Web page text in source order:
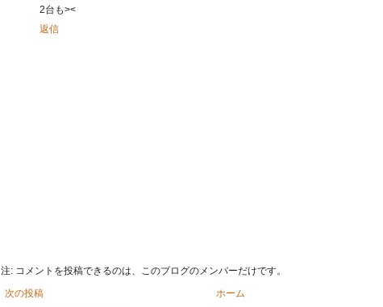
2台も><
返信
注: コメントを投稿できるのは、このブログのメンバーだけです。
次の投稿
ホーム